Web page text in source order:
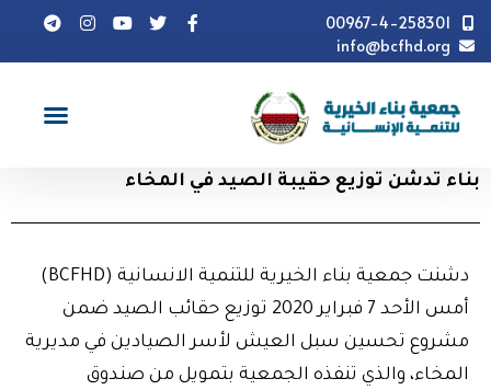
00967-4-258301
info@bcfhd.org
أخبار بناء تدشن توزيع حقيبة الصيد في المخاء
بناء تدشن توزيع حقيبة الصيد في المخاء
دشنت جمعية بناء الخيرية للتنمية الانسانية (BCFHD)
أمس الأحد 7 فبراير 2020 توزيع حقائب الصيد ضمن
مشروع تحسين سبل العيش لأسر الصيادين في مديرية
المخاء، والذي تنفذه الجمعية بتمويل من صندوق